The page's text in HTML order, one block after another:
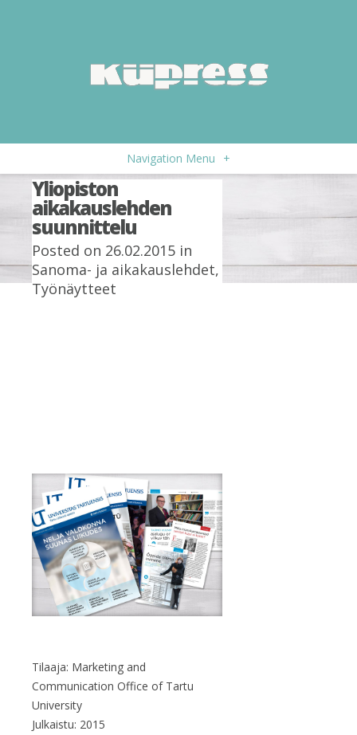
Navigation Menu +
Yliopiston
aikakauslehden
suunnittelu
Posted on 26.02.2015 in
Sanoma- ja aikakauslehdet,
Työnäytteet
Tilaaja: Marketing and
Communication Office of Tartu
University
Julkaistu: 2015